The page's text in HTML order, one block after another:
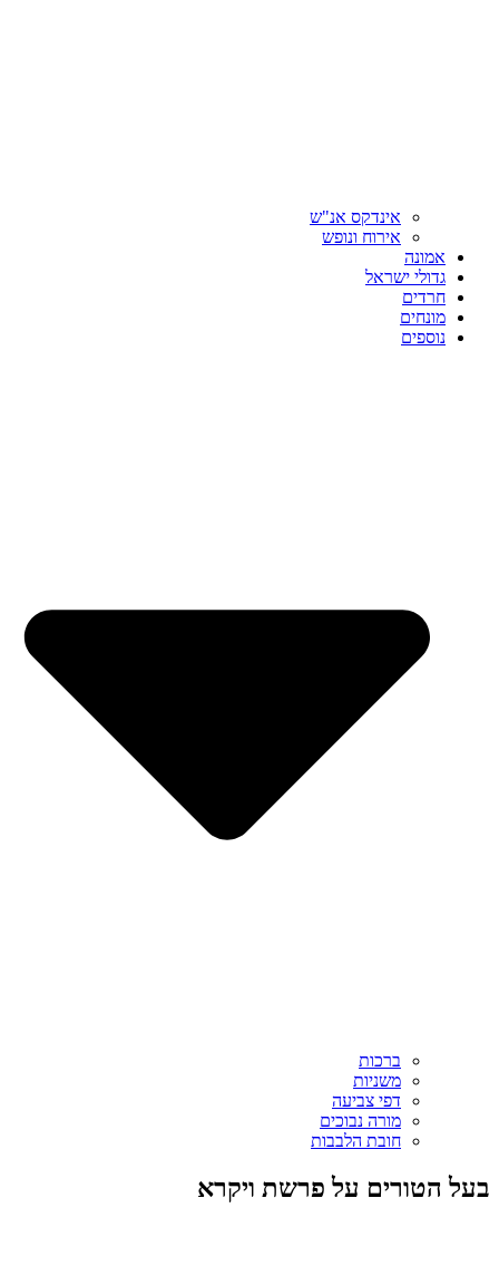
אינדקס אנ"ש
אירוח ונופש
אמונה
גדולי ישראל
חרדים
מונחים
נוספים
ברכות
משניות
דפי צביעה
מורה נבוכים
חובת הלבבות
בעל הטורים על פרשת ויקרא